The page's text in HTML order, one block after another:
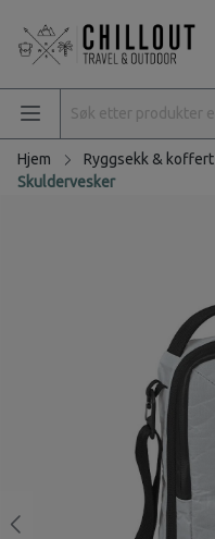
Hjem Ryggsekk & koffert
Skuldervesker